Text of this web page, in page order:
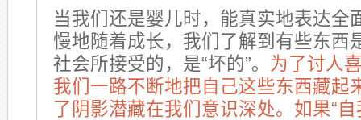
当我们还是婴儿时，能真实地表达全
慢地随着成长，我们了解到有些东西
社会所接受的，是“坏的”。 为了讨人
我们一路不断地把自己这些东西藏起
了阴影潜藏在我们意识深处。如果“